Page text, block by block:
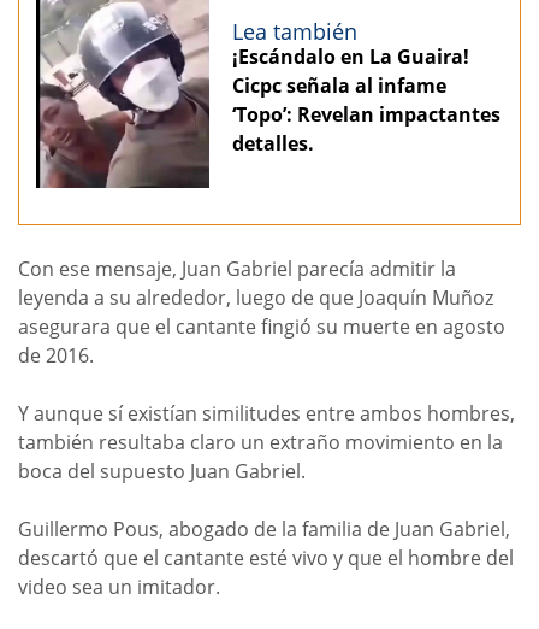
Lea también
¡Escándalo en La Guaira!
Cicpc señala al infame
‘Topo’: Revelan impactantes
detalles.
Con ese mensaje, Juan Gabriel parecía admitir la
leyenda a su alrededor, luego de que Joaquín Muñoz
asegurara que el cantante fingió su muerte en agosto
de 2016.
Y aunque sí existían similitudes entre ambos hombres,
también resultaba claro un extraño movimiento en la
boca del supuesto Juan Gabriel.
Guillermo Pous, abogado de la familia de Juan Gabriel,
descartó que el cantante esté vivo y que el hombre del
video sea un imitador.